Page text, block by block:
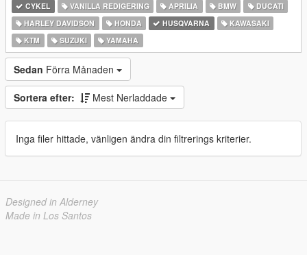
CYKEL VANILLA REDIGERING APRILIA BMW
DUCATI
HARLEY DAVIDSON
HONDA HUSQVARNA
KAWASAKI
KTM
SUZUKI YAMAHA
Sedan Förra Månaden
Sortera efter: Mest Nerladdade
Inga filer hittade, vänligen ändra din filtrerings kriterier.
Designed in Alderney
Made in Los Santos